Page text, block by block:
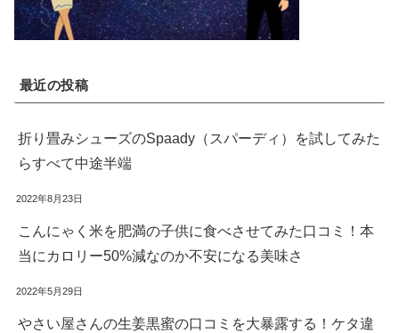
最近の投稿
折り畳みシューズのSpaady（スパーディ）を試してみた
らすべて中途半端
2022年8月23日
こんにゃく米を肥満の子供に食べさせてみた口コミ！本
当にカロリー50%減なのか不安になる美味さ
2022年5月29日
やさい屋さんの生姜黒蜜の口コミを大暴露する！ケタ違